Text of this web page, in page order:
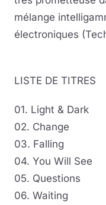
mélange
électroniques
LISTE DE TITRES
01. Light & Dark
02. Change
03. Falling
04. You Will See
05. Questions
06. Waiting